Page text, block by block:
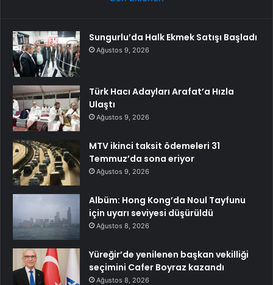
Sungurlu’da Halk Ekmek Satışı Başladı
Ağustos 9, 2026
Türk Hacı Adayları Arafat’a Hızla
Ulaştı
Ağustos 9, 2026
MTV ikinci taksit ödemeleri 31
Temmuz’da sona eriyor
Ağustos 9, 2026
Albüm: Hong Kong’da Noul Tayfunu
için uyarı seviyesi düşürüldü
Ağustos 8, 2026
Yüreğir’de yenilenen başkan vekilliği
seçimini Cafer Boyraz kazandı
Ağustos 8, 2026